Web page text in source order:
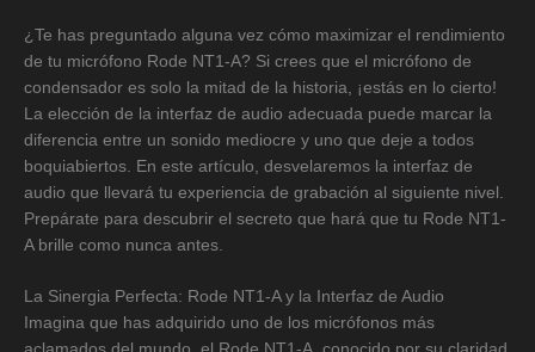
¿Te has preguntado alguna vez cómo maximizar el rendimiento
de tu micrófono Rode NT1-A? Si crees que el micrófono de
condensador es solo la mitad de la historia, ¡estás en lo cierto!
La elección de la interfaz de audio adecuada puede marcar la
diferencia entre un sonido mediocre y uno que deje a todos
boquiabiertos. En este artículo, desvelaremos la interfaz de
audio que llevará tu experiencia de grabación al siguiente nivel.
Prepárate para descubrir el secreto que hará que tu Rode NT1-
A brille como nunca antes.
La Sinergia Perfecta: Rode NT1-A y la Interfaz de Audio
Imagina que has adquirido uno de los micrófonos más